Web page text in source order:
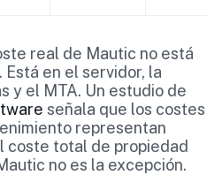
real de Mautic no está
en el servidor, la
y el MTA. Un estudio de
señala que los costes
representan
total de propiedad
no es la excepción.